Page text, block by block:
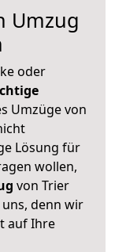
Umzug
oder
Umzüge von
Lösung für
wollen,
von Trier
uns, denn wir
auf Ihre